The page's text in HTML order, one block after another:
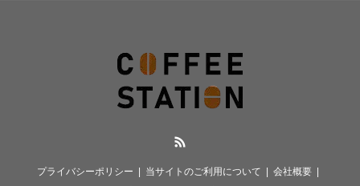
プライバシーポリシー 当サイトのご利用について
会社概要